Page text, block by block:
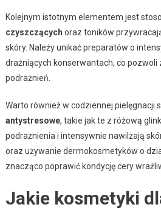
Kolejnym istotnym elementem jest
czyszczących oraz toników
skóry. Należy unikać preparatów o
drażniących konserwantach, co pozwoli
podrażnień.
Warto również w codziennej pielęgnacji
antystresowe, takie jak te z różową
podrażnienia i intensywnie nawilżają
oraz używanie dermokosmetyków o
znacząco poprawić kondycję cery
Jakie kosmetyki